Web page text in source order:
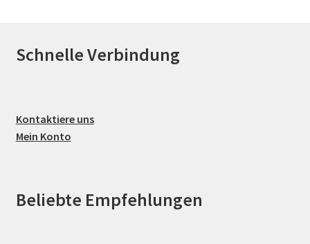
Schnelle Verbindung
Kontaktiere uns
Mein Konto
Beliebte Empfehlungen